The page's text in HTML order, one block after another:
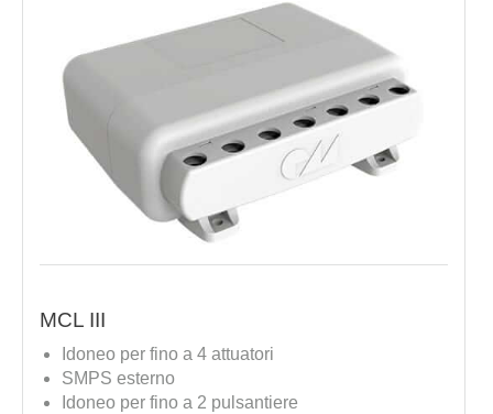
MCL III
Idoneo per fino a 4 attuatori
SMPS esterno
Idoneo per fino a 2 pulsantiere